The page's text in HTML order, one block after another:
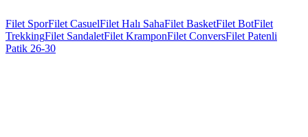
Filet SporFilet CasuelFilet Halı SahaFilet BasketFilet BotFilet
TrekkingFilet SandaletFilet KramponFilet ConversFilet Patenli
Patik 26-30